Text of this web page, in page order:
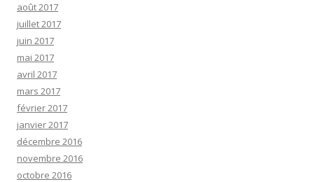
août 2017
juillet 2017
juin 2017
mai 2017
avril 2017
mars 2017
février 2017
janvier 2017
décembre 2016
novembre 2016
octobre 2016